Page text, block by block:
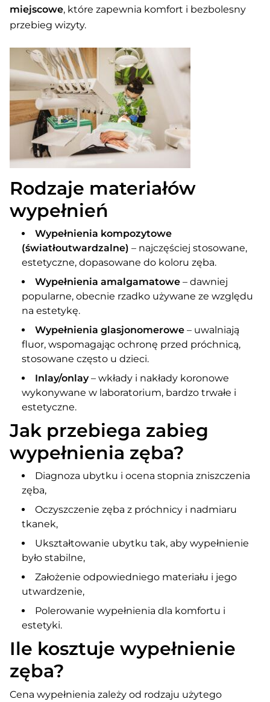
miejscowe, które zapewnia komfort i bezbolesny
przebieg wizyty.
Rodzaje materiałów
wypełnień
Wypełnienia kompozytowe
(światłoutwardzalne) – najczęściej stosowane,
estetyczne, dopasowane do koloru zęba.
Wypełnienia amalgamatowe – dawniej
popularne, obecnie rzadko używane ze względu
na estetykę.
Wypełnienia glasjonomerowe – uwalniają
fluor, wspomagając ochronę przed próchnicą,
stosowane często u dzieci.
Inlay/onlay– wkłady i nakłady koronowe
wykonywane w laboratorium, bardzo trwałe i
estetyczne.
Jak przebiega zabieg
wypełnienia zęba?
Diagnoza ubytku i ocena stopnia zniszczenia
zęba,
Oczyszczenie zęba z próchnicy i nadmiaru
tkanek,
Ukształtowanie ubytku tak, aby wypełnienie
było stabilne,
Założenie odpowiedniego materiału i jego
utwardzenie,
Polerowanie wypełnienia dla komfortu i
estetyki.
Ile kosztuje wypełnienie
zęba?
Cena wypełnienia zależy od rodzaju użytego